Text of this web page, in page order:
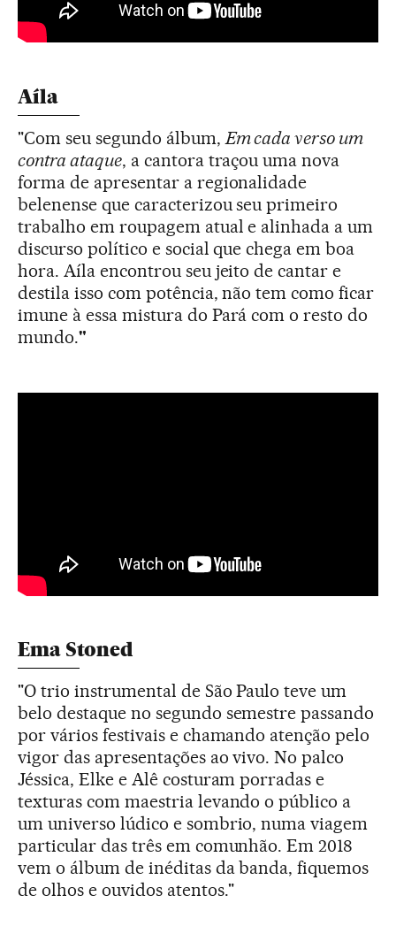
Aíla
"Com seu segundo álbum, Em cada verso um
contra ataque, a cantora traçou uma nova
forma de apresentar a regionalidade
belenense que caracterizou seu primeiro
trabalho em roupagem atual e alinhada a um
discurso político e social que chega em boa
hora. Aíla encontrou seu jeito de cantar e
destila isso com potência, não tem como ficar
imune à essa mistura do Pará com o resto do
mundo."
Ema Stoned
"O trio instrumental de São Paulo teve um
belo destaque no segundo semestre passando
por vários festivais e chamando atenção pelo
vigor das apresentações ao vivo. No palco
Jéssica, Elke e Alê costuram porradas e
texturas com maestria levando o público a
um universo lúdico e sombrio, numa viagem
particular das três em comunhão. Em 2018
vem o álbum de inéditas da banda, fiquemos
de olhos e ouvidos atentos."